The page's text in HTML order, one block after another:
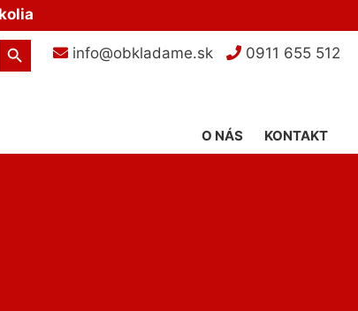
info@obkladame.sk 0911 655 512
Button
KONTAKT
O NÁS